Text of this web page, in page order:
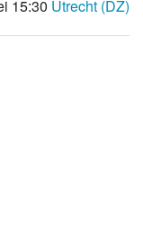
15:30 Utrecht (DZ)